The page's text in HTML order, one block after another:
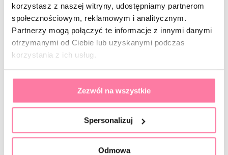
korzystasz z naszej witryny, udostępniamy partnerom
społecznościowym, reklamowym i analitycznym.
Partnerzy mogą połączyć te informacje z innymi danymi
otrzymanymi od Ciebie lub uzyskanymi podczas
korzystania z ich usług.
Zezwól na wszystkie
Spersonalizuj
Odmowa
dzień złożenia wniosku.
Samozatrudnieni rozliczający się w formie karty
podatkowej, którzy korzystają ze zwolnienia z
podatku VAT, otrzymają świadczenie postojowe
w wysokości 1300 zł.
Infografika – śwadczenie postojowe – karta
podatkowa (pdf 1,1mb)